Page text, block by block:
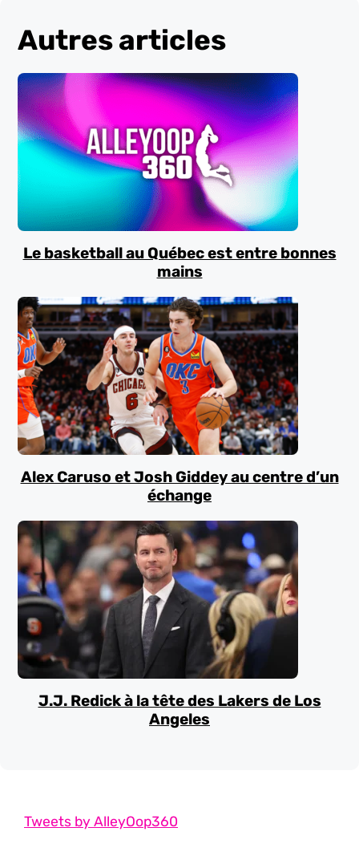
Autres articles
Le basketball au Québec est entre bonnes
mains
Alex Caruso et Josh Giddey au centre d’un
échange
J.J. Redick à la tête des Lakers de Los
Angeles
Tweets by AlleyOop360